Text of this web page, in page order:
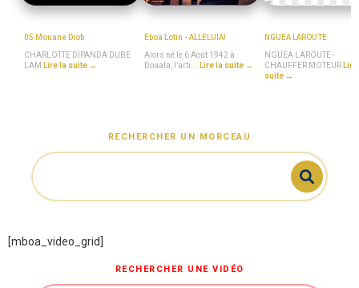
05 Mouane Diob
CHARLOTTE DIPANDA DUBE
LAM Lire la suite →
Eboa Lotin - ALLELUIA!
Alors né le 6 Août 1942 à
Douala, l’arti... Lire la suite →
NGUEA LAROUTE
NGUEA LAROUTE -
CHAUFFER MOTEUR Lire
suite →
RECHERCHER UN MORCEAU
[mboa_video_grid]
RECHERCHER UNE VIDÉO